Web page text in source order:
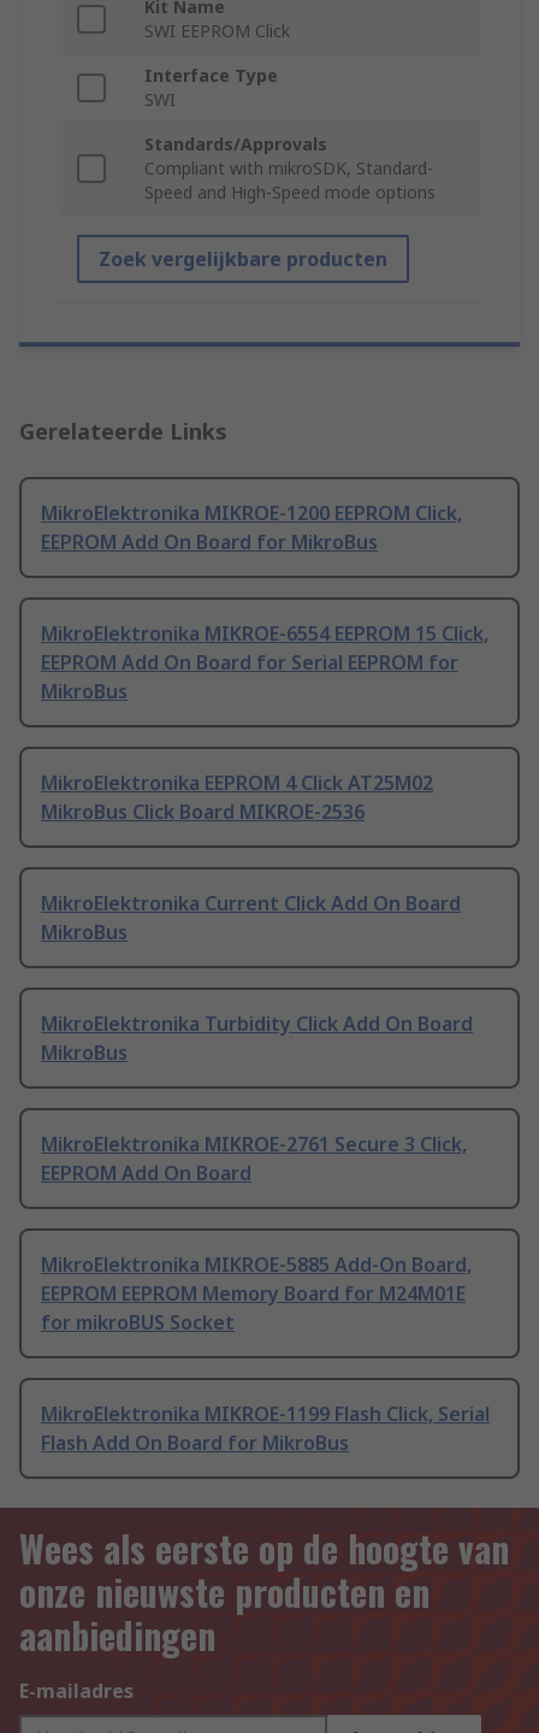
Kit Name
SWI EEPROM Click
Interface Type
SWI
Standards/Approvals
Compliant with mikroSDK, Standard-
Speed and High-Speed mode options
Zoek vergelijkbare producten
Gerelateerde Links
MikroElektronika MIKROE-1200 EEPROM Click,
EEPROM Add On Board for MikroBus
MikroElektronika MIKROE-6554 EEPROM 15 Click,
EEPROM Add On Board for Serial EEPROM for
MikroBus
MikroElektronika EEPROM 4 Click AT25M02
MikroBus Click Board MIKROE-2536
MikroElektronika Current Click Add On Board
MikroBus
MikroElektronika Turbidity Click Add On Board
MikroBus
MikroElektronika MIKROE-2761 Secure 3 Click,
EEPROM Add On Board
MikroElektronika MIKROE-5885 Add-On Board,
EEPROM EEPROM Memory Board for M24M01E
for mikroBUS Socket
MikroElektronika MIKROE-1199 Flash Click, Serial
Flash Add On Board for MikroBus
Wees als eerste op de hoogte van
onze nieuwste producten en
aanbiedingen
E-mailadres